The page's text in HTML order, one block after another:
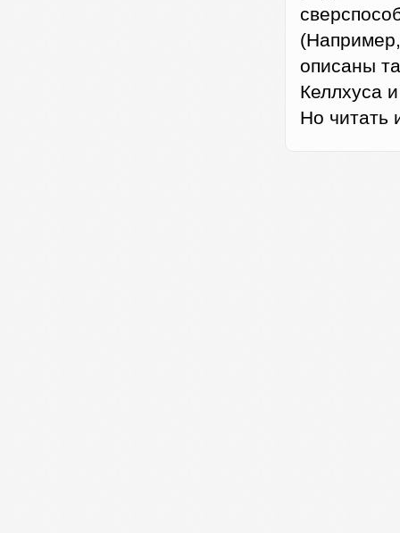
описаны
Келлхуса
Но читать